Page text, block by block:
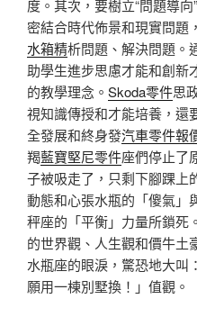
度。其次，要樹立“問題導
密結合時代佈景和現實問題
水箱精析問題、解決問題。
助學生進步思慮才能和創新
的教學理念。 Skoda零件思
視知識傳授和才能培養，還
全發展和終身發汽車零件報
羯藍寶堅尼零件座們停止了
子被吸走了，只剩下腳踝上
動態和心張水瓶的「傻氣」
秤座的「平衡」力量所鎖死
的世界觀、人生觀和價牛土
水瓶座的眼淚，驚恐地大叫
願用一棟別墅換！」值觀。